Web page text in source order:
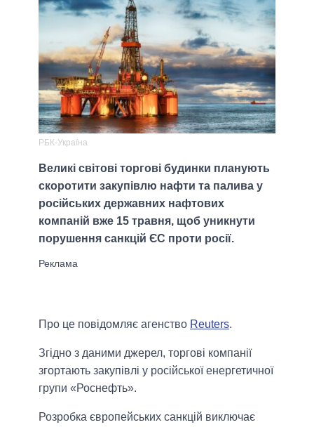
РБК-Україна
Великі світові торгові будинки планують
скоротити закупівлю нафти та палива у
російських державних нафтових
компаній вже 15 травня, щоб уникнути
порушення санкцій ЄС проти росії.
Про це повідомляє агенство Reuters.
Згідно з даними джерел, торгові компанії
згортають закупівлі у російської енергетичної
групи «Роснефть».
Розробка європейських санкцій виключає